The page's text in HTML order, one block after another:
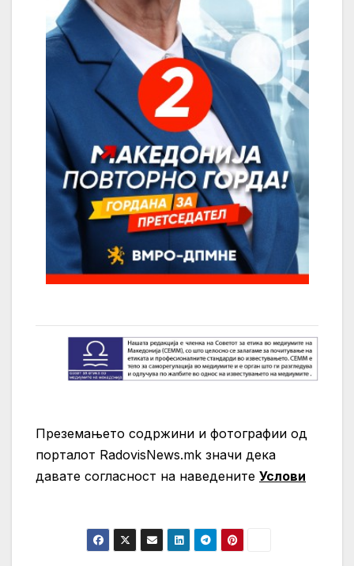
Преземањето содржини и фотографии од
порталот RadovisNews.mk значи дека
давате согласност на нaведените Услови